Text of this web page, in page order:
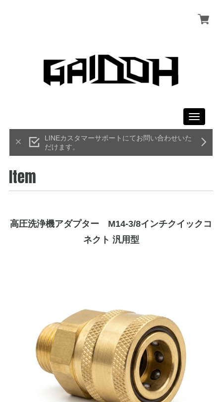
Toggle
LINEカスタマーサポートにてお問い合わせいた
だけます。
Item
高圧洗浄機アダプター M14-3/8インチクイックコ
ネクト 汎用型